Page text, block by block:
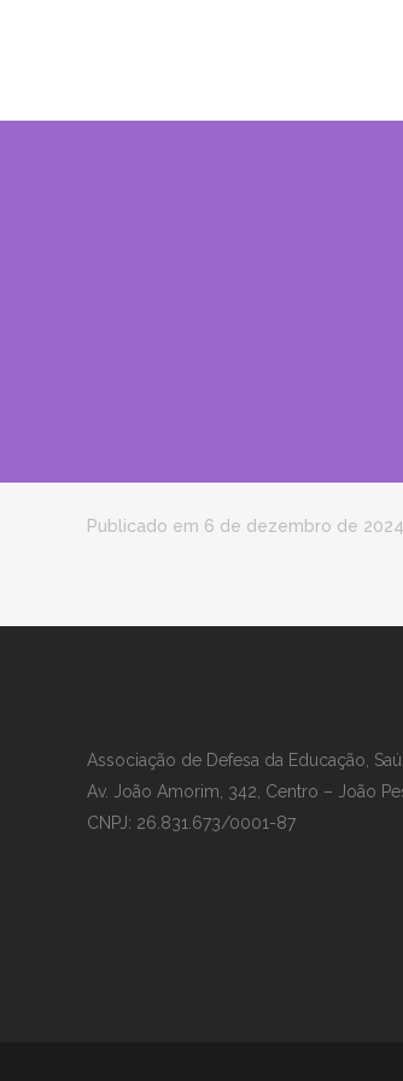
Publicado em 6 de dezembro de
Associação de Defesa da Educação,
Av. João Amorim, 342, Centro – João
CNPJ: 26.831.673/0001-87